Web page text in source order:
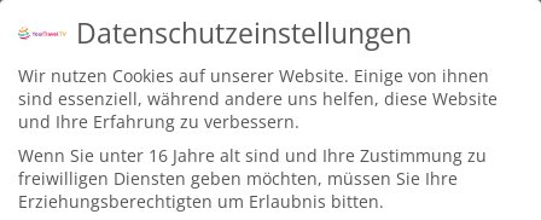
Schlagwort:Meilen sammeln
Datenschutzeinstellungen
Wir nutzen Cookies auf unserer Website. Einige von ihnen
sind essenziell, während andere uns helfen, diese Website
und Ihre Erfahrung zu verbessern.
Wenn Sie unter 16 Jahre alt sind und Ihre Zustimmung zu
freiwilligen Diensten geben möchten, müssen Sie Ihre
Erziehungsberechtigten um Erlaubnis bitten.